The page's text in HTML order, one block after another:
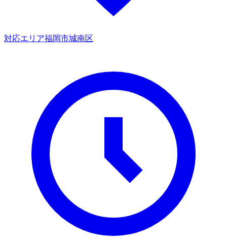
対応エリア福岡市城南区